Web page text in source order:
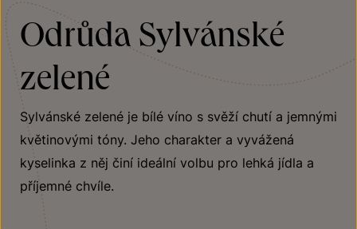
Odrůda Sylvánské
zelené
Sylvánské zelené je bílé víno s svěží chutí a jemnými
květinovými tóny. Jeho charakter a vyvážená
kyselinka z něj činí ideální volbu pro lehká jídla a
příjemné chvíle.